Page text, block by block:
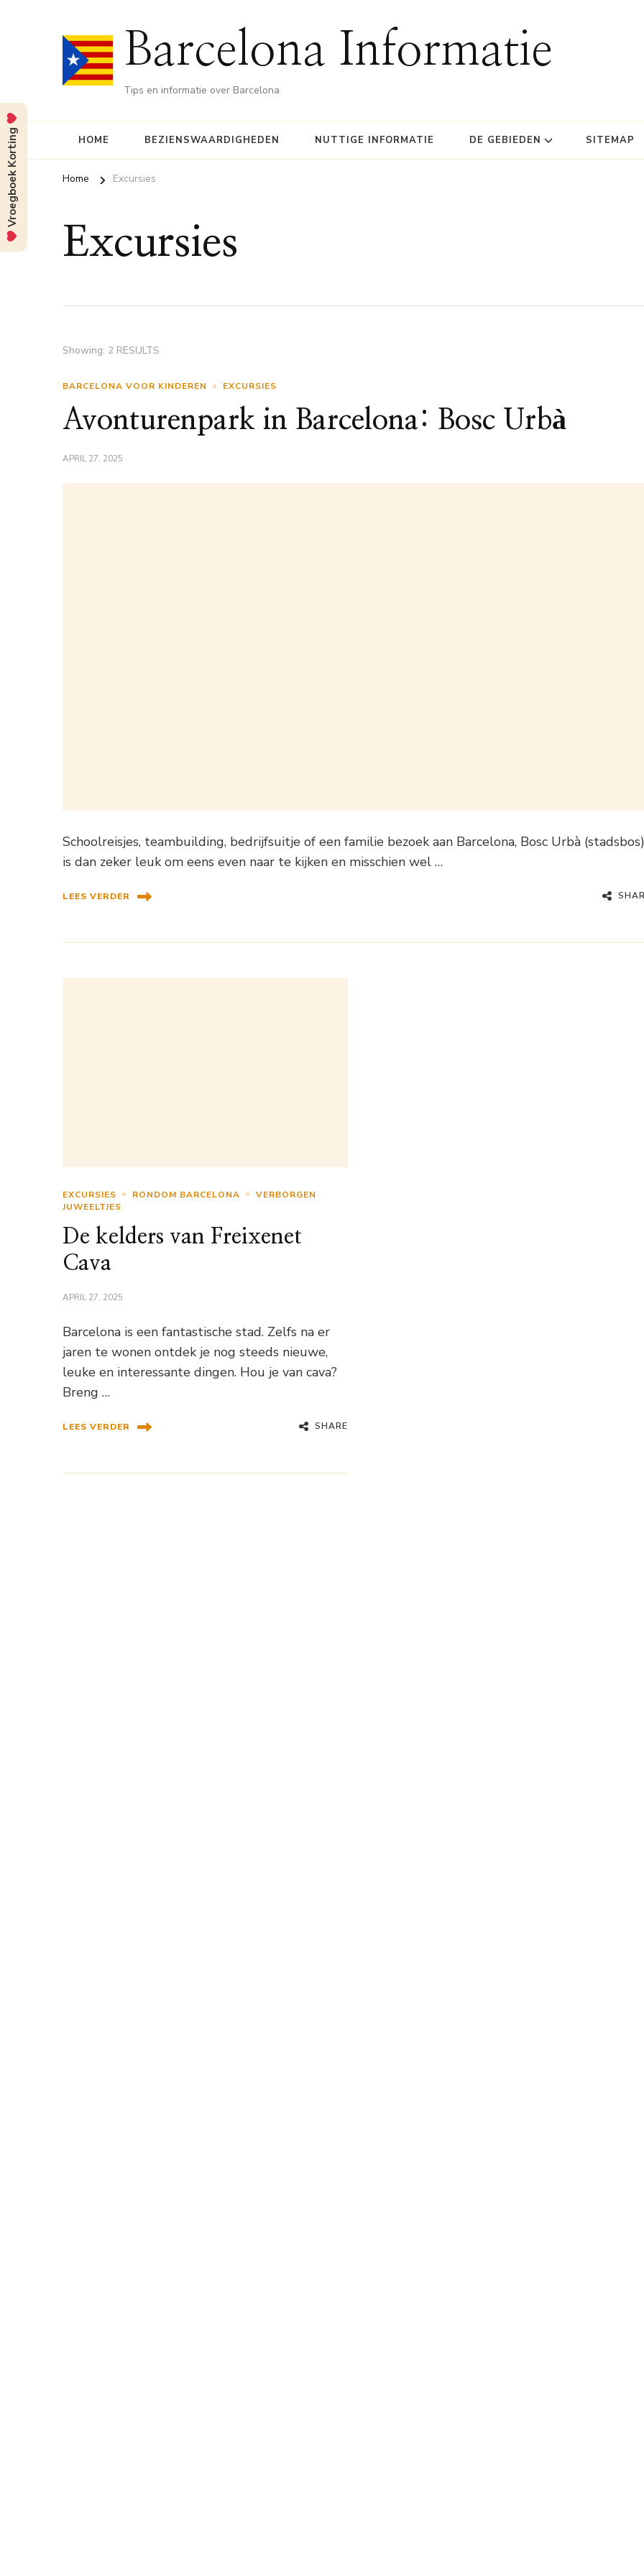
Barcelona Informatie
Tips en informatie over Barcelona
HOME BEZIENSWAARDIGHEDEN NUTTIGE INFORMATIE DE GEBIEDEN SITEMAP
Home Excursies
Excursies
Showing: 2 RESULTS
BARCELONA VOOR KINDEREN EXCURSIES
Avonturenpark in Barcelona: Bosc Urbà
APRIL 27, 2025
Schoolreisjes, teambuilding, bedrijfsuitje of een familie bezoek aan Barcelona, Bosc Urbà
is dan zeker leuk om eens even naar te kijken en misschien wel …
LEES VERDER
EXCURSIES RONDOM BARCELONA
VERBORGEN
JUWEELTJES
De kelders van Freixenet
Cava
APRIL 27, 2025
Barcelona is een fantastische stad. Zelfs na er
jaren te wonen ontdek je nog steeds nieuwe,
leuke en interessante dingen. Hou je van cava?
Breng …
LEES VERDER SHARE
Vroegboek Korting